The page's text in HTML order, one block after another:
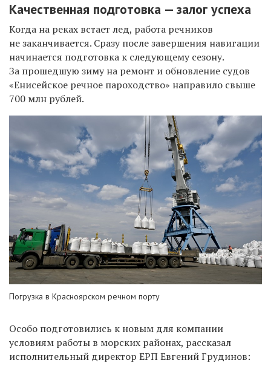
Качественная подготовка — залог успеха
Когда на реках встает лед, работа речников
не заканчивается. Сразу после завершения навигации
начинается подготовка к следующему сезону.
За прошедшую зиму на ремонт и обновление судов
«Енисейское речное пароходство» направило свыше
700 млн рублей.
Погрузка в Красноярском речном порту
Особо подготовились к новым для компании
условиям работы в морских районах, рассказал
исполнительный директор ЕРП Евгений Грудинов: